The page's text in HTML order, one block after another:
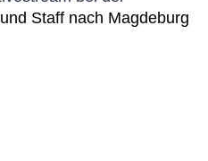
Staff nach Magdeburg